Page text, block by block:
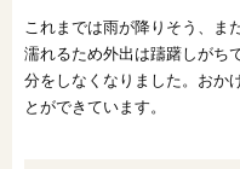
これまでは雨が降りそう、ま
濡れるため外出は躊躇しがち
分をしなくなりました。おか
とができています。